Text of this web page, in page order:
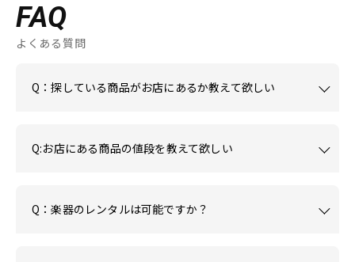
FAQ
よくある質問
Q：探している商品がお店にあるか教えて欲しい
Q:お店にある商品の値段を教えて欲しい
Q：楽器のレンタルは可能ですか？